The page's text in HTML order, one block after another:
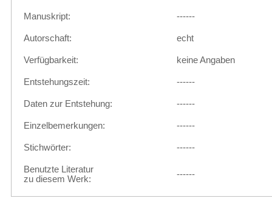
Manuskript: ------
Autorschaft: echt
Verfügbarkeit: keine Angaben
Entstehungszeit: ------
Daten zur Entstehung: ------
Einzelbemerkungen: ------
Stichwörter: ------
Benutzte Literatur
zu diesem Werk:
------